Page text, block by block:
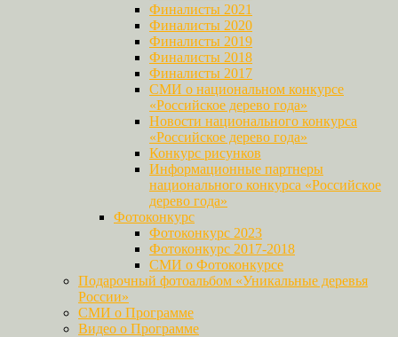
Финалисты 2021
Финалисты 2020
Финалисты 2019
Финалисты 2018
Финалисты 2017
СМИ о национальном конкурсе
«Российское дерево года»
Новости национального конкурса
«Российское дерево года»
Конкурс рисунков
Информационные партнеры
национального конкурса «Российское
дерево года»
Фотоконкурс
Фотоконкурс 2023
Фотоконкурс 2017-2018
СМИ о Фотоконкурсе
Подарочный фотоальбом «Уникальные деревья
России»
СМИ о Программе
Видео о Программе